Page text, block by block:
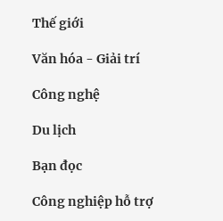
Thế giới
Văn hóa - Giải trí
Công nghệ
Du lịch
Bạn đọc
Công nghiệp hỗ trợ